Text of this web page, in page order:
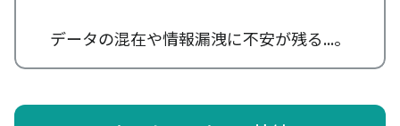
データの混在や情報漏洩に不安が残る...。